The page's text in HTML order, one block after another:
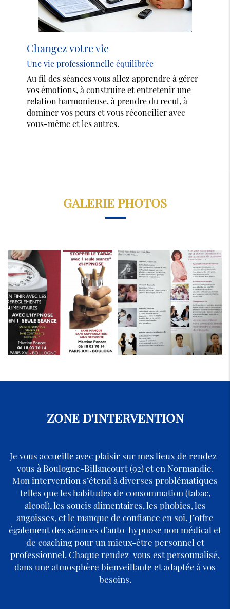
Changez votre vie
Une vie professionnelle équilibrée
Au fil des séances vous allez apprendre à gérer
vos émotions, à construire et entretenir une
relation harmonieuse, à prendre du recul, à
dominer vos peurs et vous réconcilier avec
vous-même et les autres.
GALERIE PHOTOS
ZONE D'INTERVENTION
Je vous accueille avec plaisir sur mes lieux de rendez-
vous à Boulogne-Billancourt (92) et en Normandie.
Mon intervention s’étend à diverses problématiques
telles que les habitudes de consommation (tabac,
alcool), les soucis alimentaires, les phobies, les
angoisses, et le manque de confiance en soi. J’offre
également des séances d’auto-hypnose non médical et
de coaching pour un mieux-être personnel et
professionnel. Chaque rendez-vous est personnalisé,
dans une atmosphère bienveillante et adaptée à vos
besoins.